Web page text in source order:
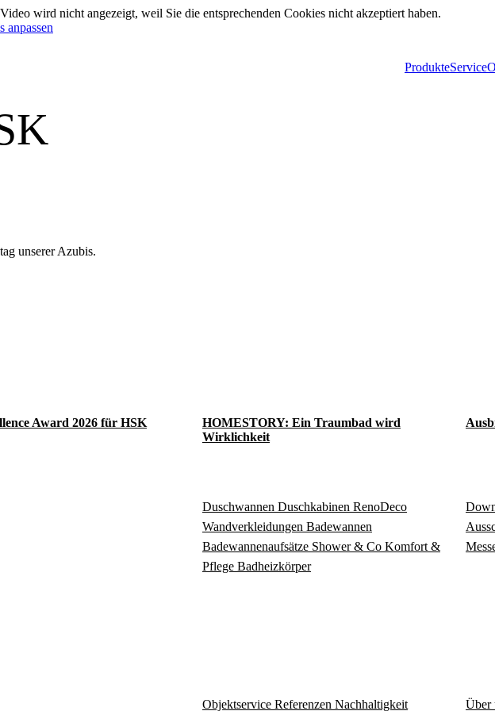
ProdukteService
wird nicht angezeigt, weil Sie die entsprechenden Cookies nicht akzeptiert haben.
anpassen
unserer Azubis.
Award 2026 für HSK
HOMESTORY: Ein Traumbad wird
Wirklichkeit
Duschwannen Duschkabinen RenoDeco
Wandverkleidungen Badewannen
Badewannenaufsätze Shower & Co Komfort &
Pflege Badheizkörper
Objektservice Referenzen Nachhaltigkeit Über